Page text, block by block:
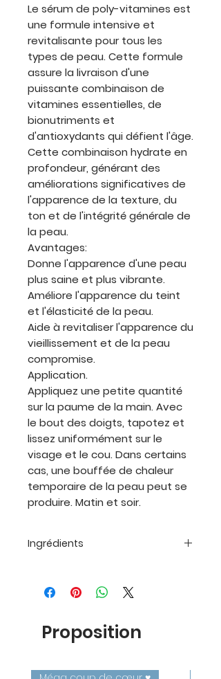
Le sérum de poly-vitamines est
une formule intensive et
revitalisante pour tous les
types de peau. Cette formule
assure la livraison d'une
puissante combinaison de
vitamines essentielles, de
bionutriments et
d'antioxydants qui défient l'âge.
Cette combinaison hydrate en
profondeur, générant des
améliorations significatives de
l'apparence de la texture, du
ton et de l'intégrité générale de
la peau.
Avantages:
Donne l'apparence d'une peau
plus saine et plus vibrante.
Améliore l'apparence du teint
et l'élasticité de la peau.
Aide à revitaliser l'apparence du
vieillissement et de la peau
compromise.
Application.
Appliquez une petite quantité
sur la paume de la main. Avec
le bout des doigts, tapotez et
lissez uniformément sur le
visage et le cou. Dans certains
cas, une bouffée de chaleur
temporaire de la peau peut se
produire. Matin et soir.
Ingrédients
Eau/Aqua/Eau, Hyaluronate de
sodium, Niacinamide, Extrait de
(Sugarcane) [Extrait de canne à
sucre], Sulfate de zinc, Acide
fruit/feuille de Vaccinium Myrtillus,
Proposition